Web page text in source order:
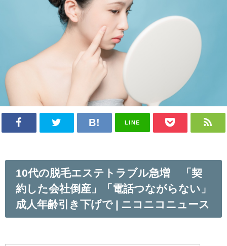
LINE
10代の脱毛エステトラブル急増 「契
約した会社倒産」「電話つながらない」
成人年齢引き下げで | ニコニコニュース